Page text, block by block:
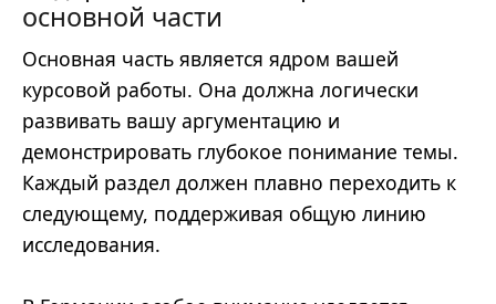
основной части
Основная часть является ядром вашей
курсовой работы. Она должна логически
развивать вашу аргументацию и
демонстрировать глубокое понимание темы.
Каждый раздел должен плавно переходить к
следующему, поддерживая общую линию
исследования.